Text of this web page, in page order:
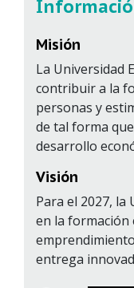
Misión
La Universidad
contribuir a la
personas y
de tal forma
desarrollo
Visión
Para el 2027,
en la formación
entrega